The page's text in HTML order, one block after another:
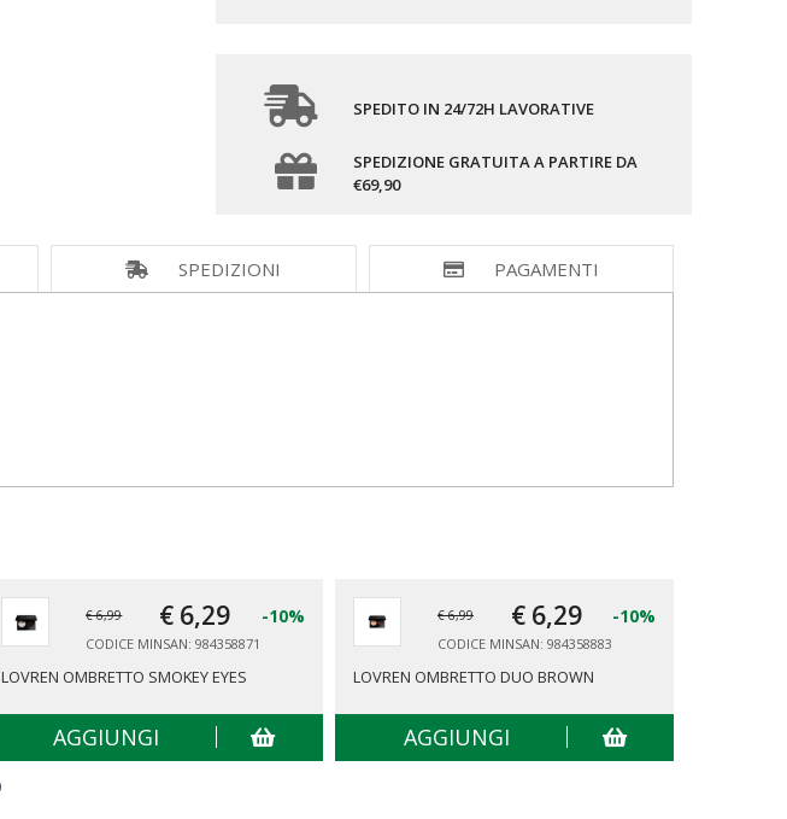
SPEDITO IN 24/72H LAVORATIVE
SPEDIZIONE GRATUITA A PARTIRE DA
€69,90
SPEDIZIONI PAGAMENTI
€ 6,99 € 6,29 -10%
CODICE MINSAN: 984358871
LOVREN OMBRETTO SMOKEY EYES
AGGIUNGI
€ 6,99 € 6,29 -10%
CODICE MINSAN: 984358883
LOVREN OMBRETTO DUO BROWN
AGGIUNGI